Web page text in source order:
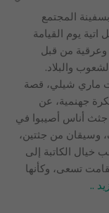
المجتمع
يوم القيامة
وعرقية من قبل
والبلاد.
جلبي -قبل 190 سنة كتبت ماري شيلي، قصة
جهنمية، عن
أناس أصيبوا في
وسيقان من جثتين،
الكاتبة إلى
تسعى، وكأنها
..